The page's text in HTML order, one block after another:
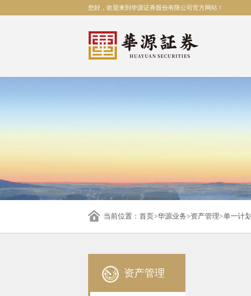
您好，欢迎来到华源证券股份有限公司官方网站！
当前位置： 首页>华源业务>资产管理>单一计划
资产管理